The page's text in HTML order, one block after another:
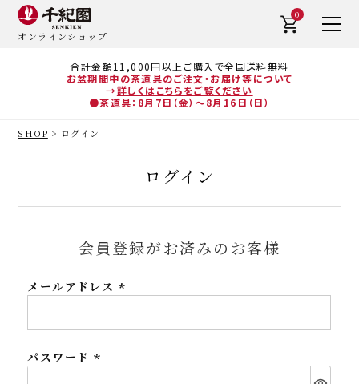
合計金額11,000円以上ご購入で全国送料無料
お盆期間中の茶道具のご注文・お届け等について
→詳しくはこちらをご覧ください
●茶道具：8月7日（金）～8月16日（日）
オンラインショップ
0
SHOP ログイン
ログイン
会員登録がお済みのお客様
メールアドレス
パスワード